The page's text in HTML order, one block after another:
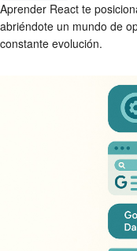
Aprender React te
abriéndote un mundo de
constante evolución.